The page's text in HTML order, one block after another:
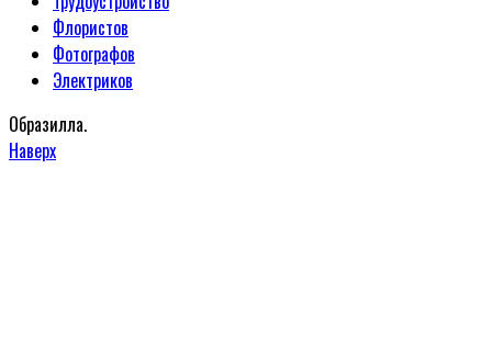
Флористов
Фотографов
Электриков
Образилла.
Наверх